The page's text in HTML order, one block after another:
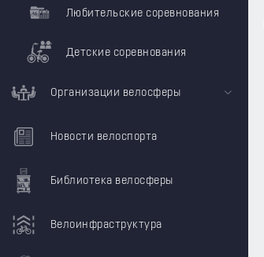
Любительские соревнования
Детские соревнования
Организации велосферы
Новости велоспорта
Библиотека велосферы
Велоинфраструктура